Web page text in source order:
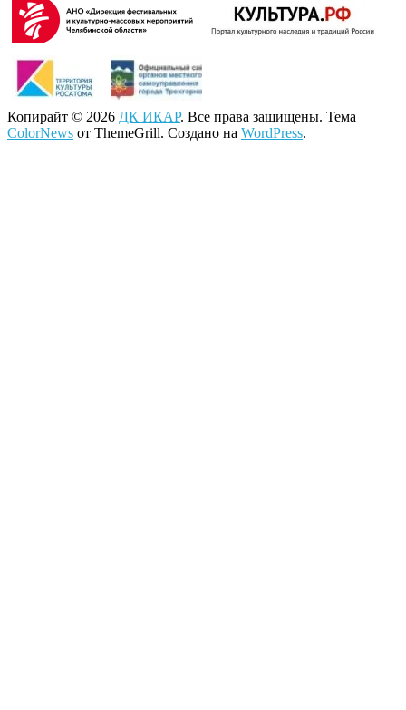
Копирайт © 2026 ДК ИКАР. Все права защищены. Тема
ColorNews от ThemeGrill. Создано на WordPress.